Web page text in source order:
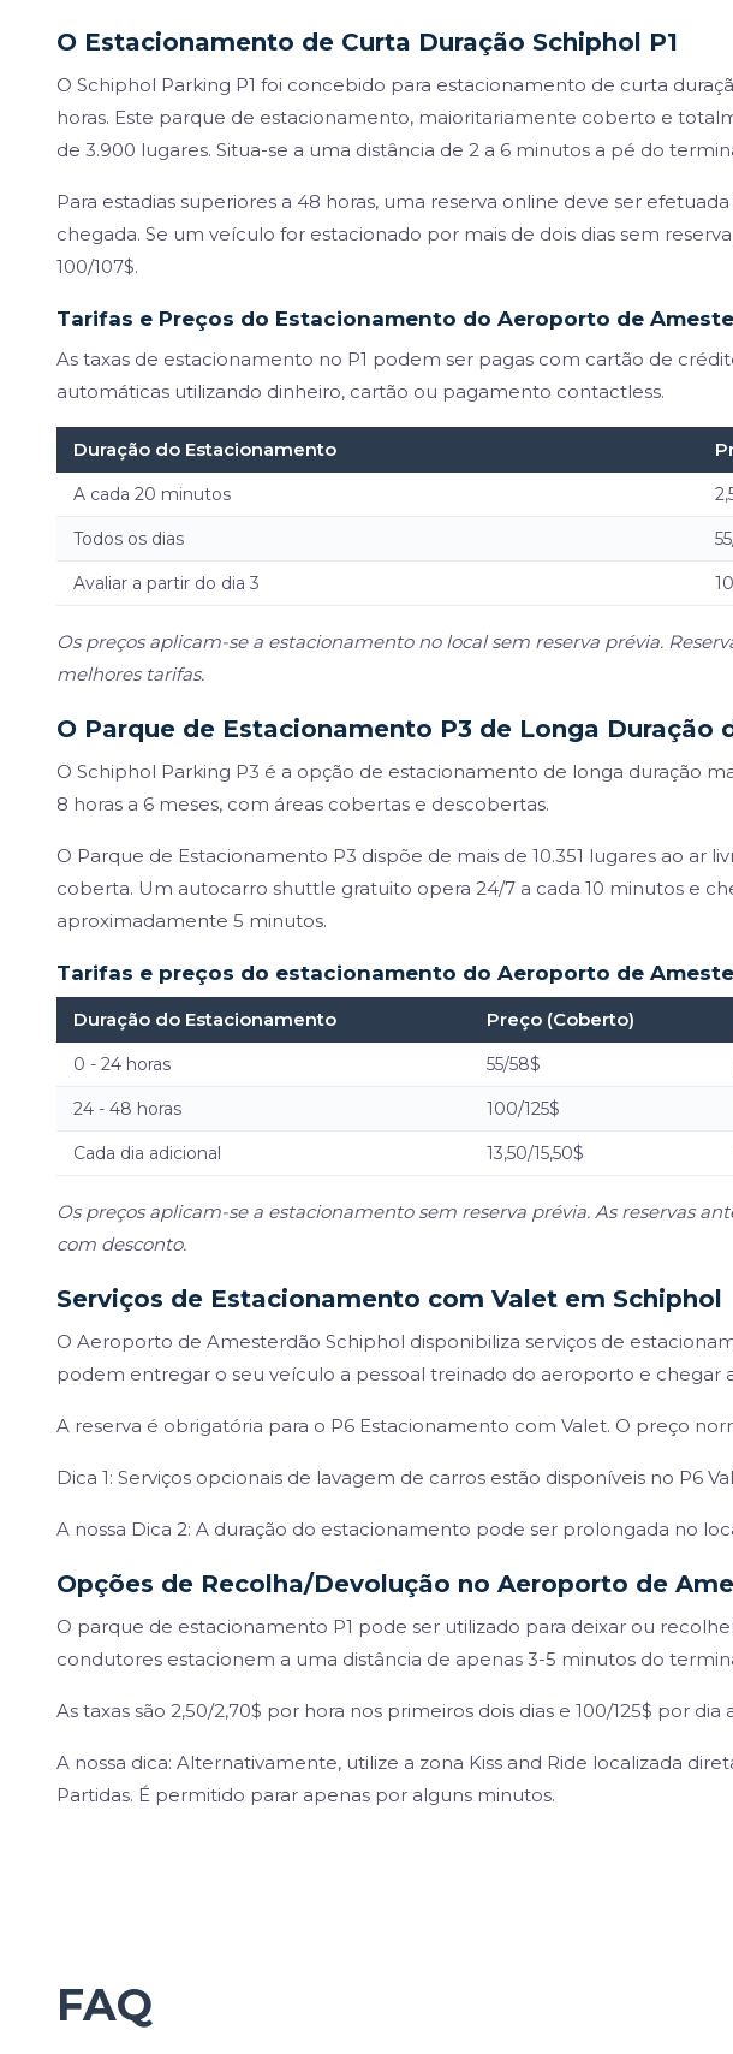
O Estacionamento de Curta Duração Schiphol P1
O Schiphol Parking P1 foi concebido para estacionamento de curta
horas. Este parque de estacionamento, maioritariamente coberto e
de 3.900 lugares. Situa-se a uma distância de 2 a 6 minutos a pé do
Para estadias superiores a 48 horas, uma reserva online deve ser
chegada. Se um veículo for estacionado por mais de dois dias sem
100/107$.
Tarifas e Preços do Estacionamento do Aeroporto de
As taxas de estacionamento no P1 podem ser pagas com cartão de
automáticas utilizando dinheiro, cartão ou pagamento contactless.
Duração do Estacionamento
A cada 20 minutos
Todos os dias
Avaliar a partir do dia 3
Os preços aplicam-se a estacionamento no local sem reserva prévia.
melhores tarifas.
O Parque de Estacionamento P3 de Longa Duração
O Schiphol Parking P3 é a opção de estacionamento de longa duração
8 horas a 6 meses, com áreas cobertas e descobertas.
O Parque de Estacionamento P3 dispõe de mais de 10.351 lugares ao ar
coberta. Um autocarro shuttle gratuito opera 24/7 a cada 10 minutos e
aproximadamente 5 minutos.
Tarifas e preços do estacionamento do Aeroporto de
Duração do Estacionamento Preço (Coberto)
0 - 24 horas 55/58$
24 - 48 horas 100/125$
Cada dia adicional 13,50/15,50$
Os preços aplicam-se a estacionamento sem reserva prévia. As reservas
com desconto.
Serviços de Estacionamento com Valet em Schiphol
O Aeroporto de Amesterdão Schiphol disponibiliza serviços de
podem entregar o seu veículo a pessoal treinado do aeroporto e chegar
A reserva é obrigatória para o P6 Estacionamento com Valet. O preço
Dica 1: Serviços opcionais de lavagem de carros estão disponíveis no P6
A nossa Dica 2: A duração do estacionamento pode ser prolongada no
Opções de Recolha/Devolução no Aeroporto de
O parque de estacionamento P1 pode ser utilizado para deixar ou
condutores estacionem a uma distância de apenas 3-5 minutos do
As taxas são 2,50/2,70$ por hora nos primeiros dois dias e 100/125$ por
A nossa dica: Alternativamente, utilize a zona Kiss and Ride localizada
Partidas. É permitido parar apenas por alguns minutos.
FAQ